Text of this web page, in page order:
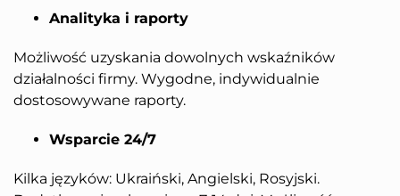
Analityka i raporty
Możliwość uzyskania dowolnych wskaźników
działalności firmy. Wygodne, indywidualnie
dostosowywane raporty.
Wsparcie 24/7
Kilka języków: Ukraiński, Angielski, Rosyjski.